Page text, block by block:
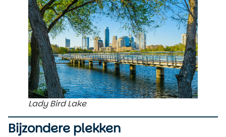
Lady Bird Lake
Bijzondere plekken